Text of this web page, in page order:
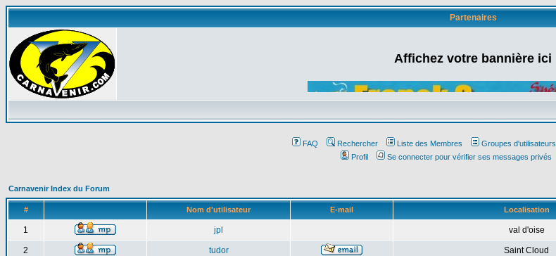
Partenaires
Affichez votre bannière ici
FAQ Rechercher Liste des Membres Groupes d'utilisateurs
Profil
Se connecter pour vérifier ses messages privés
Carnavenir Index du Forum
# Nom d'utilisateur E-mail Localisation
1 jpl val d'oise
2 tudor Saint Cloud